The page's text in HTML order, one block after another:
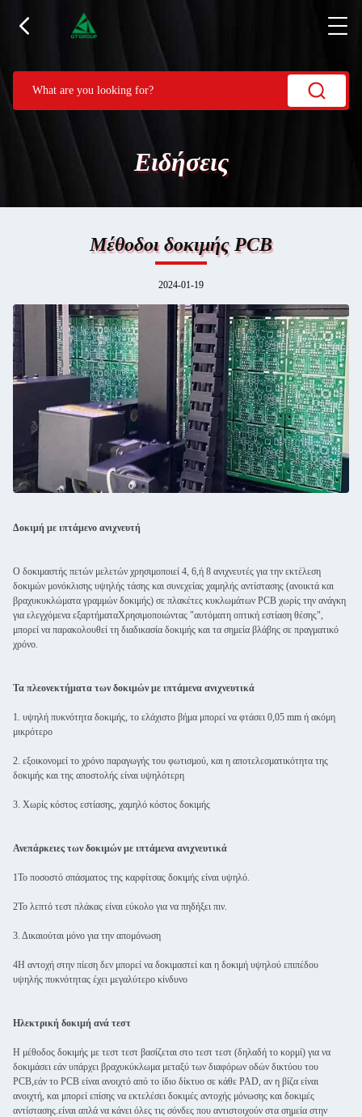
Ειδήσεις
Μέθοδοι δοκιμής PCB
2024-01-19
Δοκιμή με ιπτάμενο ανιχνευτή
Ο δοκιμαστής πετών μελετών χρησιμοποιεί 4, 6,ή 8 ανιχνευτές για την εκτέλεση
δοκιμών μονόκλισης υψηλής τάσης και συνεχείας χαμηλής αντίστασης (ανοικτά και
βραχυκυκλώματα γραμμών δοκιμής) σε πλακέτες κυκλωμάτων PCB χωρίς την ανάγκη
για ελεγχόμενα εξαρτήματαΧρησιμοποιώντας "αυτόματη οπτική εστίαση θέσης",
μπορεί να παρακολουθεί τη διαδικασία δοκιμής και τα σημεία βλάβης σε πραγματικό
χρόνο.
Τα πλεονεκτήματα των δοκιμών με ιπτάμενα ανιχνευτικά
1. υψηλή πυκνότητα δοκιμής, το ελάχιστο βήμα μπορεί να φτάσει 0,05 mm ή ακόμη
μικρότερο
2. εξοικονομεί το χρόνο παραγωγής του φωτισμού, και η αποτελεσματικότητα της
δοκιμής και της αποστολής είναι υψηλότερη
3. Χωρίς κόστος εστίασης, χαμηλό κόστος δοκιμής
Ανεπάρκειες των δοκιμών με ιπτάμενα ανιχνευτικά
1Το ποσοστό σπάσματος της καρφίτσας δοκιμής είναι υψηλό.
2Το λεπτό τεστ πλάκας είναι εύκολο για να πηδήξει πιν.
3. Δικαιούται μόνο για την απομόνωση
4Η αντοχή στην πίεση δεν μπορεί να δοκιμαστεί και η δοκιμή υψηλού επιπέδου
υψηλής πυκνότητας έχει μεγαλύτερο κίνδυνο
Ηλεκτρική δοκιμή ανά τεστ
Η μέθοδος δοκιμής με τεστ τεστ βασίζεται στο τεστ τεστ (δηλαδή το κορμί) για να
δοκιμάσει εάν υπάρχει βραχυκύκλωμα μεταξύ των διαφόρων οδών δικτύου του
PCB,εάν το PCB είναι ανοιχτό από το ίδιο δίκτυο σε κάθε PAD, αν η βίζα είναι
ανοιχτή, και μπορεί επίσης να εκτελέσει δοκιμές αντοχής μόνωσης και δοκιμές
αντίστασης.είναι απλά να κάνει όλες τις σόνδες που αντιστοιχούν στα σημεία στην